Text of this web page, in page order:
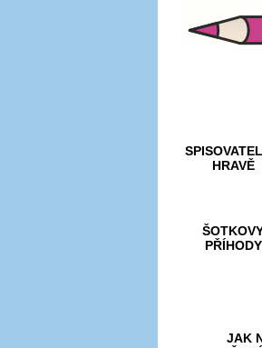
HRAVĚ
PŘÍHODY
JAK